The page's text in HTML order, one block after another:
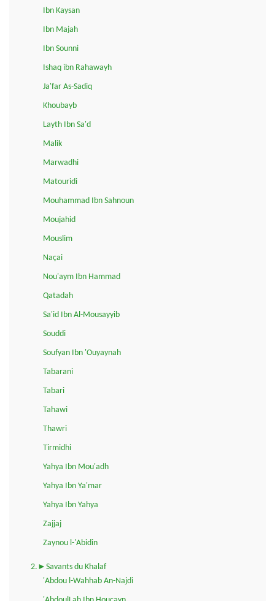
Ibn Kaysan
Ibn Majah
Ibn Sounni
Ishaq ibn Rahawayh
Ja'far As-Sadiq
Khoubayb
Layth Ibn Sa'd
Malik
Marwadhi
Matouridi
Mouhammad Ibn Sahnoun
Moujahid
Mouslim
Naçai
Nou'aym Ibn Hammad
Qatadah
Sa'id Ibn Al-Mousayyib
Souddi
Soufyan Ibn 'Ouyaynah
Tabarani
Tabari
Tahawi
Thawri
Tirmidhi
Yahya Ibn Mou'adh
Yahya Ibn Ya'mar
Yahya Ibn Yahya
Zajjaj
Zaynou l-'Abidin
2.►Savants du Khalaf
'Abdou l-Wahhab An-Najdi